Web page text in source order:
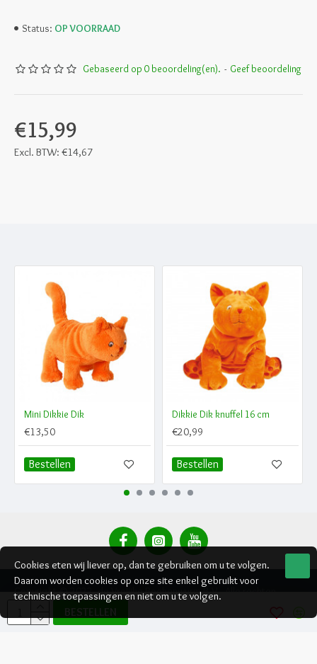
Status: OP VOORRAAD
Gebaseerd op 0 beoordeling(en). - Geef beoordeling
€15,99
Excl. BTW: €14,67
BESTELLEN
Mini Dikkie Dik
€13,50
Bestellen
Dikkie Dik knuffel 16 cm
€20,99
Bestellen
Copyright © 2022, de Vrolijke Boekenwurm B.V., Alle rechten
voorbehouden
Cookies eten wij liever op, dan te gebruiken om u te volgen.
Daarom worden cookies op onze site enkel gebruikt voor
technische toepassingen en niet om u te volgen.